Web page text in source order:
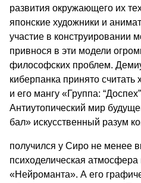
развития окружающего их
японские художники и
участие в конструировании
привнося в эти модели
философских проблем.
киберпанка принято
и его мангу «Группа:
Антиутопический мир
бал» искусственный разум
получился у Сиро не менее
психоделическая атмосфера
«Нейроманта». А его